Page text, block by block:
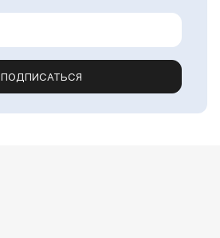
ПОДПИСАТЬСЯ